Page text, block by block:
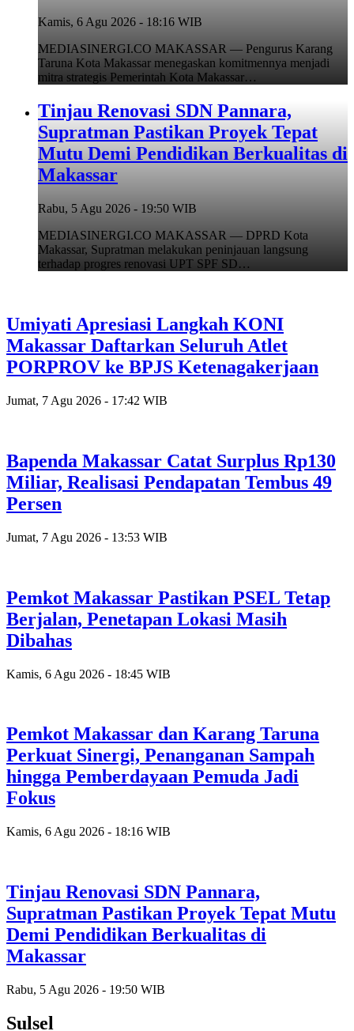
Kamis, 6 Agu 2026 - 18:16 WIB
MEDIASINERGI.CO MAKASSAR — Pengurus Karang
Taruna Kota Makassar menegaskan komitmennya menjadi
mitra strategis Pemerintah Kota Makassar…
Tinjau Renovasi SDN Pannara,
Supratman Pastikan Proyek Tepat
Mutu Demi Pendidikan Berkualitas di
Makassar
Rabu, 5 Agu 2026 - 19:50 WIB
MEDIASINERGI.CO MAKASSAR — DPRD Kota
Makassar, Supratman melakukan peninjauan langsung
terhadap progres renovasi UPT SPF SD…
Umiyati Apresiasi Langkah KONI
Makassar Daftarkan Seluruh Atlet
PORPROV ke BPJS Ketenagakerjaan
Jumat, 7 Agu 2026 - 17:42 WIB
Bapenda Makassar Catat Surplus Rp130
Miliar, Realisasi Pendapatan Tembus 49
Persen
Jumat, 7 Agu 2026 - 13:53 WIB
Pemkot Makassar Pastikan PSEL Tetap
Berjalan, Penetapan Lokasi Masih
Dibahas
Kamis, 6 Agu 2026 - 18:45 WIB
Pemkot Makassar dan Karang Taruna
Perkuat Sinergi, Penanganan Sampah
hingga Pemberdayaan Pemuda Jadi
Fokus
Kamis, 6 Agu 2026 - 18:16 WIB
Tinjau Renovasi SDN Pannara,
Supratman Pastikan Proyek Tepat Mutu
Demi Pendidikan Berkualitas di
Makassar
Rabu, 5 Agu 2026 - 19:50 WIB
Sulsel